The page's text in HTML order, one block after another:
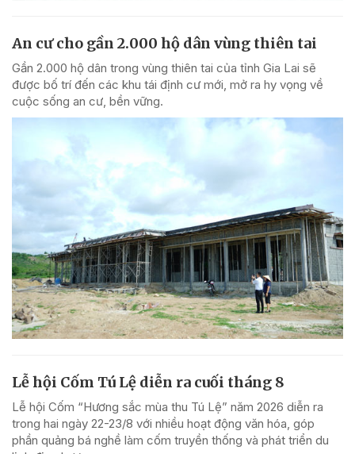
An cư cho gần 2.000 hộ dân vùng thiên tai
Gần 2.000 hộ dân trong vùng thiên tai của tỉnh Gia Lai sẽ
được bố trí đến các khu tái định cư mới, mở ra hy vọng về
cuộc sống an cư, bền vững.
Lễ hội Cốm Tú Lệ diễn ra cuối tháng 8
Lễ hội Cốm “Hương sắc mùa thu Tú Lệ” năm 2026 diễn ra
trong hai ngày 22-23/8 với nhiều hoạt động văn hóa, góp
phần quảng bá nghề làm cốm truyền thống và phát triển du